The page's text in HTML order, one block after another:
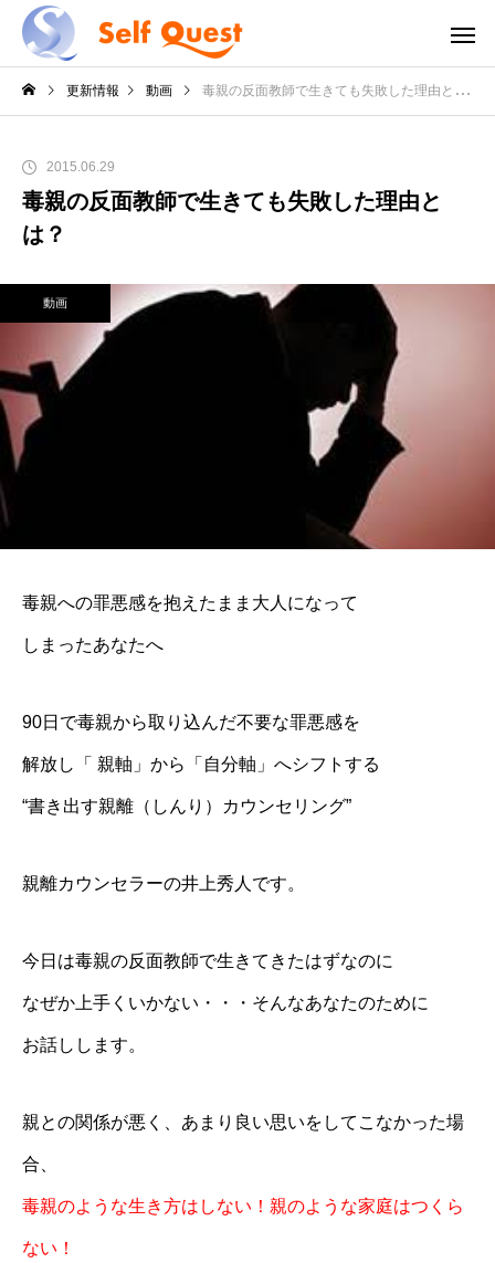
更新情報 動画 毒親の反面教師で生きても失敗した理由とは？
2015.06.29
毒親の反面教師で生きても失敗した理由と
は？
動画
毒親への罪悪感を抱えたまま大人になって
しまったあなたへ
90日で毒親から取り込んだ不要な罪悪感を
解放し「 親軸」から「自分軸」へシフトする
“書き出す親離（しんり）カウンセリング”
親離カウンセラーの井上秀人です。
今日は毒親の反面教師で生きてきたはずなのに
なぜか上手くいかない・・・そんなあなたのために
お話しします。
親との関係が悪く、あまり良い思いをしてこなかった場
合、
毒親のような生き方はしない！親のような家庭はつくら
ない！